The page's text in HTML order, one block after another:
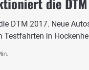
DTM 2017. Neue
Testfahrten in